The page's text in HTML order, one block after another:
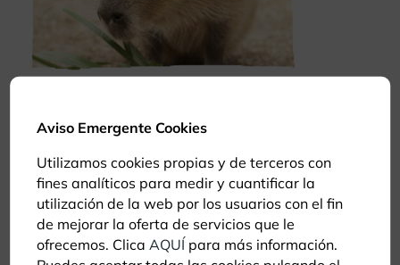
Aviso Emergente Cookies
Utilizamos cookies propias y de terceros con
fines analíticos para medir y cuantificar la
utilización de la web por los usuarios con el fin
de mejorar la oferta de servicios que le
ofrecemos. Clica AQUÍ para más información.